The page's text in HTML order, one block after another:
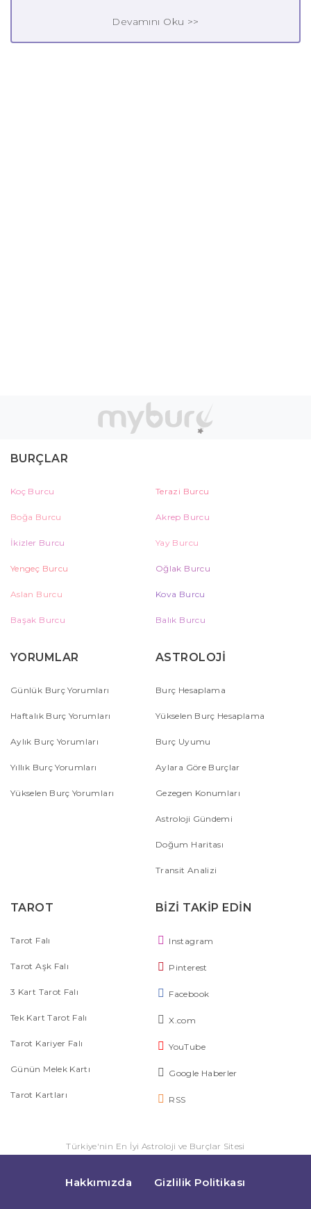
Devamını Oku >>
BURÇLAR
Koç Burcu Terazi Burcu
Boğa Burcu Akrep Burcu
İkizler Burcu Yay Burcu
Yengeç Burcu Oğlak Burcu
Aslan Burcu Kova Burcu
Başak Burcu Balık Burcu
YORUMLAR
Günlük Burç Yorumları
Haftalık Burç Yorumları
Aylık Burç Yorumları
Yıllık Burç Yorumları
Yükselen Burç Yorumları
ASTROLOJİ
Burç Hesaplama
Yükselen Burç Hesaplama
Burç Uyumu
Aylara Göre Burçlar
Gezegen Konumları
Astroloji Gündemi
Doğum Haritası
Transit Analizi
TAROT
Tarot Falı
Tarot Aşk Falı
3 Kart Tarot Falı
Tek Kart Tarot Falı
Tarot Kariyer Falı
Günün Melek Kartı
Tarot Kartları
BİZİ TAKİP EDİN
Instagram
Pinterest
Facebook
X.com
YouTube
Google Haberler
RSS
Türkiye'nin En İyi Astroloji ve Burçlar Sitesi
Hakkımızda Gizlilik Politikası